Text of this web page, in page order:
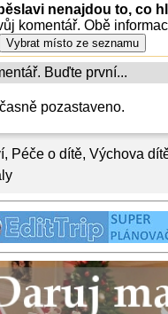
, Péče o dítě, Výchova
nenajdou to, co
komentář. Obě
Buďte první...
pozastaveno.